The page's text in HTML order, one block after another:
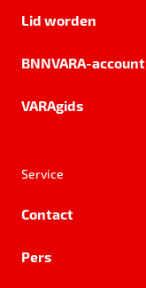
Lid worden
BNNVARA-account
VARAgids
Service
Contact
Pers